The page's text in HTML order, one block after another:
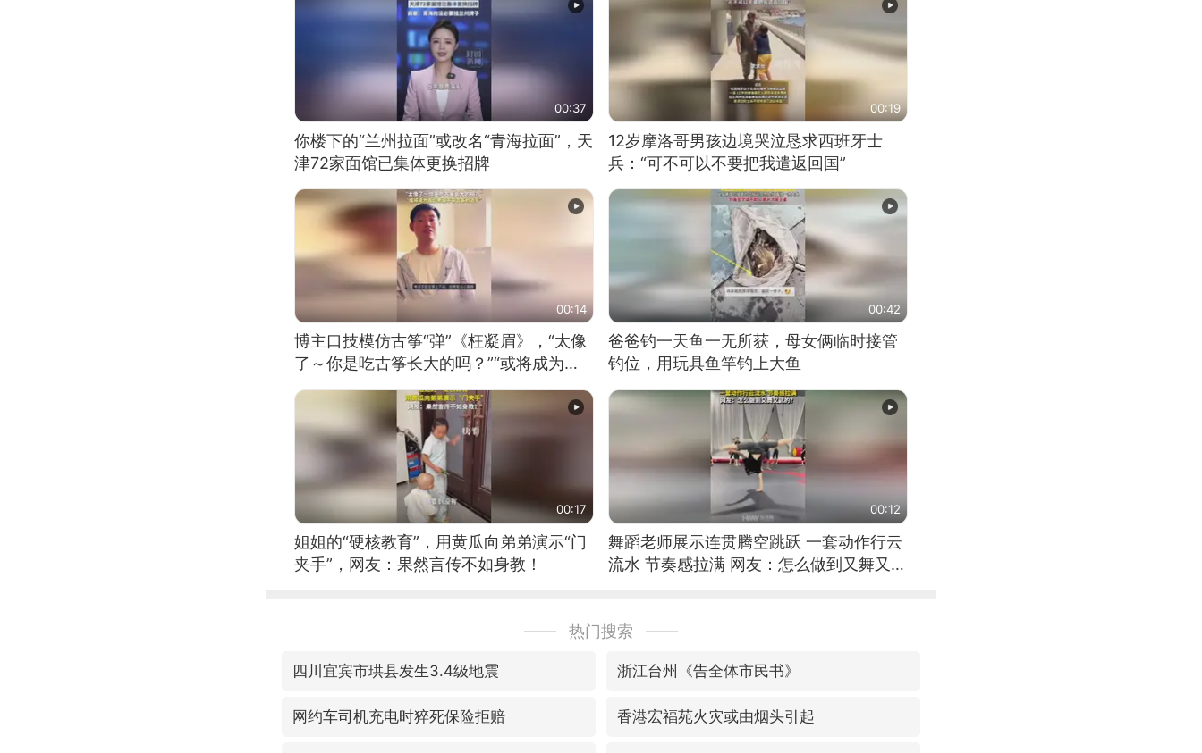
00:37
你楼下的“兰州拉面”或改名“青海拉面”，天
津72家面馆已集体更换招牌
00:19
12岁摩洛哥男孩边境哭泣恳求西班牙士
兵：“可不可以不要把我遣返回国”
00:14
博主口技模仿古筝“弹”《枉凝眉》，“太像
了～你是吃古筝长大的吗？”“或将成为首
位考级不带古筝的选手。”（来源：新华每
00:42
爸爸钓一天鱼一无所获，母女俩临时接管
钓位，用玩具鱼竿钓上大鱼
00:17
姐姐的“硬核教育”，用黄瓜向弟弟演示“门
夹手”，网友：果然言传不如身教！
00:12
舞蹈老师展示连贯腾空跳跃 一套动作行云
流水 节奏感拉满 网友：怎么做到又舞又武
热门搜索
四川宜宾市珙县发生3.4级地震 浙江台州《告全体市民书》
网约车司机充电时猝死保险拒赔 香港宏福苑火灾或由烟头引起